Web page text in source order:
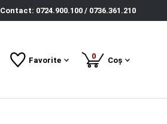
Contact: 0724.900.100 / 0736.361.210
Favorite 0produse
Coș